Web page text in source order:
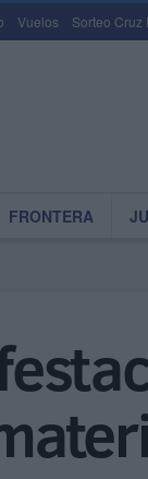
Vuelos Sorteo Cruz
FRONTERA